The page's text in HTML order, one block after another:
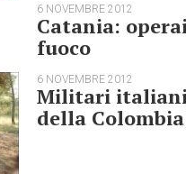
6 NOVEMBRE 2012
Catania:
fuoco
6 NOVEMBRE 2012
Militari italiani
della Colombia